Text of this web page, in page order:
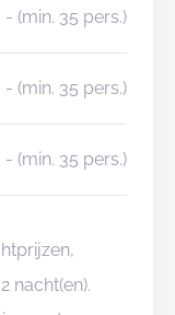
- (min. 35 pers.)
- (min. 35 pers.)
- (min. 35 pers.)
nacht(en).